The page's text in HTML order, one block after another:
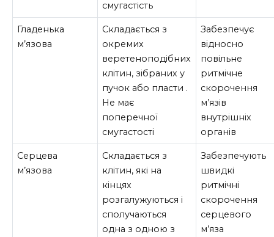
смугастість
Гладенька
м’язова
Складається з
окремих
веретеноподібних
клітин, зібраних у
пучок або пласти .
Не має
поперечної
смугастості
Забезпечує
відносно
повільне
ритмічне
скорочення
м’язів
внутрішніх
органів
Серцева
м’язова
Складається з
клітин, які на
кінцях
розгалужуються і
сполучаються
одна з одною з
Забезпечують
швидкі
ритмічні
скорочення
серцевого
м’яза